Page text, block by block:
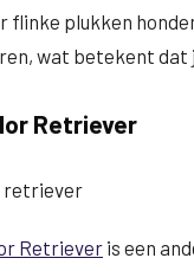
flinke plukken
wat betekent dat
Retriever
Retriever is een